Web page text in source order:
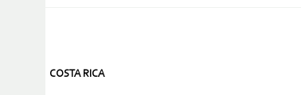
COSTA RICA